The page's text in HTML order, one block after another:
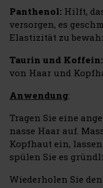
Panthenol: Hilft,
versorgen, es
Elastizität zu
Taurin und Koffein:
von Haar und
Anwendung:
Tragen Sie eine
nasse Haar auf.
Kopfhaut ein,
spülen Sie es
Wiederholen Sie